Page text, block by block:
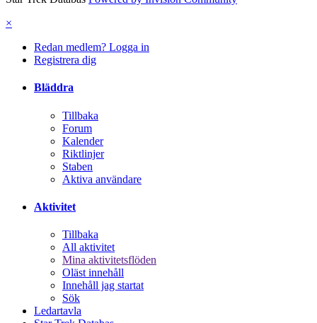
×
Redan medlem? Logga in
Registrera dig
Bläddra
Tillbaka
Forum
Kalender
Riktlinjer
Staben
Aktiva användare
Aktivitet
Tillbaka
All aktivitet
Mina aktivitetsflöden
Oläst innehåll
Innehåll jag startat
Sök
Ledartavla